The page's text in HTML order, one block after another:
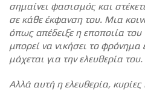
σημαίνει φασισμός και
σε κάθε έκφανση του. Μια
όπως απέδειξε η εποποιία
μπορεί να νικήσει το
μάχεται για την ελευθερία του.
Αλλά αυτή η ελευθερία, κυρίες